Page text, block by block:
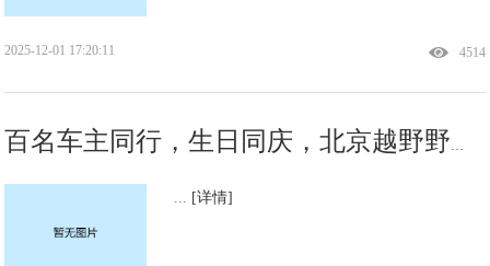
4514
2025-12-01 17:20:11
[详情]